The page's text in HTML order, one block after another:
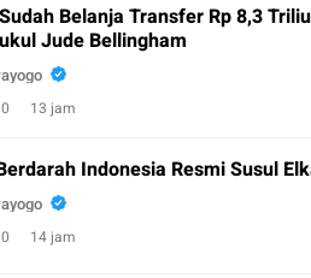
Belanja Transfer Rp 8,3
Jude Bellingham
0 13 jam
Indonesia Resmi Susul
0 14 jam